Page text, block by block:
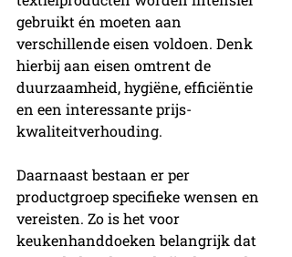
gebruikt én moeten aan
verschillende eisen voldoen. Denk
hierbij aan eisen omtrent de
duurzaamheid, hygiëne, efficiëntie
en een interessante prijs-
kwaliteitverhouding.
Daarnaast bestaan er per
productgroep specifieke wensen en
vereisten. Zo is het voor
keukenhanddoeken belangrijk dat